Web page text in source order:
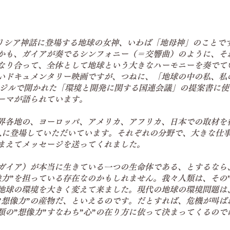
ア神話に登場する地球の女神、いわば「地母神」のことで
も、ガイアが奏でるシンフォニー（＝交響曲）のように、そ
り合って、全体として地球という大きなハーモニーを奏でて
ドキュメンタリー映画ですが、つねに、「地球の中の私、私
ルで開かれた「環境と開発に関する国連会議」の提案書に
が語られています。
各地の、ヨーロッパ、アメリカ、アフリカ、日本での取材を
登場していただいています。それぞれの分野で、大きな仕
えてメッセージを送ってくれました。
イア）が本当に生きている一つの生命体である、とするなら
”を担っている存在なのかもしれません。我々人類は、その
球の環境を大きく変えて来ました。現代の地球の環境問題は
像力”の産物だ、といえるのです。だとすれば、危機が叫ば
の”想像力”すなわち”心”の在り方に依って決まってくるので